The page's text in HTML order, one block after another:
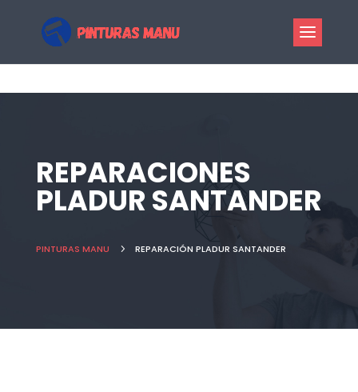
REPARACIONES
PLADUR SANTANDER
PINTURAS MANU 5 REPARACIÓN PLADUR SANTANDER